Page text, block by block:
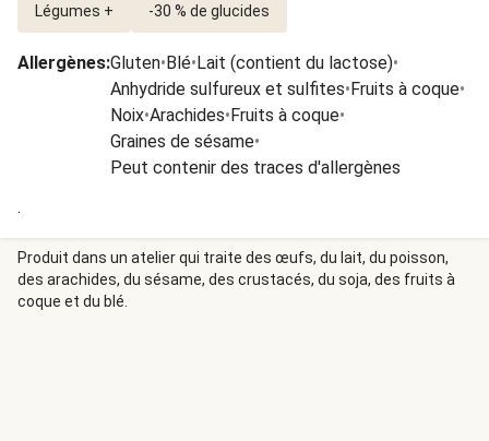
Légumes + -30 % de glucides
Allergènes:Gluten•Blé•Lait (contient du lactose)•
Anhydride sulfureux et sulfites•Fruits à coque•
Noix•Arachides•Fruits à coque•
Graines de sésame•
Peut contenir des traces d'allergènes
.
Produit dans un atelier qui traite des œufs, du lait, du poisson,
des arachides, du sésame, des crustacés, du soja, des fruits à
coque et du blé.